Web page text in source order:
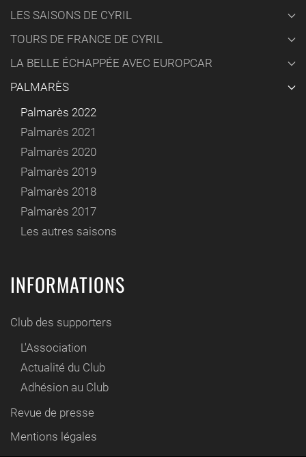
LES SAISONS DE CYRIL
TOURS DE FRANCE DE CYRIL
LA BELLE ÉCHAPPÉE AVEC EUROPCAR
PALMARÈS
Palmarès 2022
Palmarès 2021
Palmarès 2020
Palmarès 2019
Palmarès 2018
Palmarès 2017
Les autres saisons
INFORMATIONS
Club des supporters
L'Association
Actualité du Club
Adhésion au Club
Revue de presse
Mentions légales